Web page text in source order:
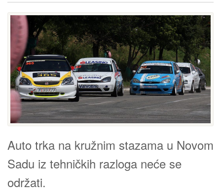
Auto trka na kružnim stazama u Novom
Sadu iz tehničkih razloga neće se
održati.